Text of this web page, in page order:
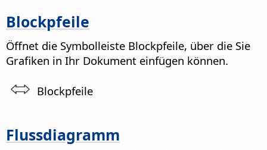
Blockpfeile
Öffnet die Symbolleiste Blockpfeile, über die Sie
Grafiken in Ihr Dokument einfügen können.
Blockpfeile
Flussdiagramm